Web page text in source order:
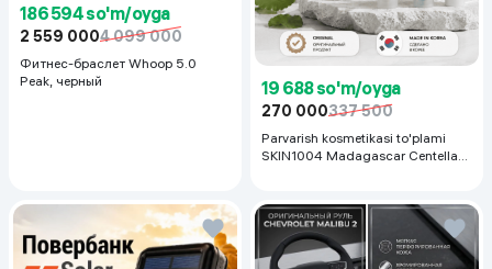
186 594 so'm/oyga
2 559 0004 099 000
Фитнес-браслет Whoop 5.0
Peak, черный
19 688 so'm/oyga
270 000337 500
Parvarish kosmetikasi to'plami
SKIN1004 Madagascar Centella